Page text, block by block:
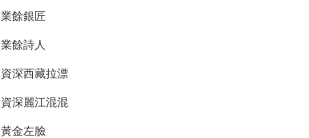
業餘銀匠
業餘詩人
資深西藏拉漂
資深麗江混混
黃金左臉